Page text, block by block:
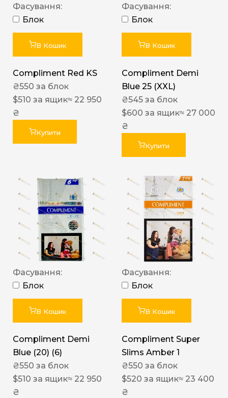
Фасування:
Блок
В Кошик
Compliment Red KS
₴550 за блок
$510 за ящик≈ 22 950
₴
Купити
Фасування:
Блок
В Кошик
Compliment Demi
Blue 25 (XXL)
₴545 за блок
$600 за ящик≈ 27 000
₴
Купити
Фасування:
Блок
В Кошик
Compliment Demi
Blue (20) (6)
₴550 за блок
$510 за ящик≈ 22 950
₴
Фасування:
Блок
В Кошик
Compliment Super
Slims Amber 1
₴550 за блок
$520 за ящик≈ 23 400
₴